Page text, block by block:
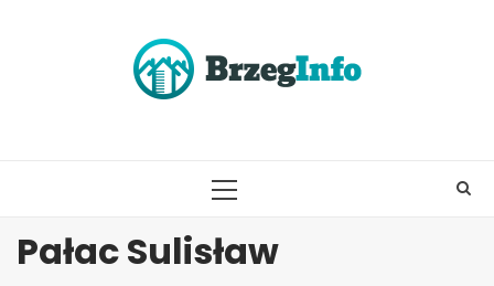
PRIMARY
Pałac Sulisław